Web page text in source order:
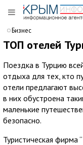
Бизнес
ТОП отелей
Поездка в Турцию
отдыха для тех, кто
отели предлагают
в них обустроена
маленькие
безопасно.
Туристическая фирма